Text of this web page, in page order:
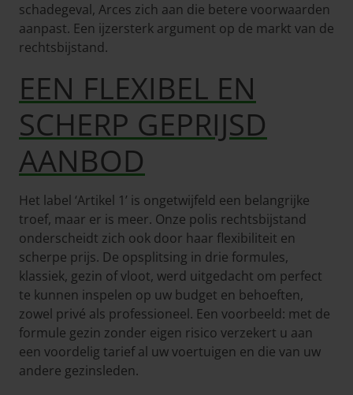
schadegeval, Arces zich aan die betere voorwaarden
aanpast. Een ijzersterk argument op de markt van de
rechtsbijstand.
EEN FLEXIBEL EN
SCHERP GEPRIJSD
AANBOD
Het label ‘Artikel 1’ is ongetwijfeld een belangrijke
troef, maar er is meer. Onze polis rechtsbijstand
onderscheidt zich ook door haar flexibiliteit en
scherpe prijs. De opsplitsing in drie formules,
klassiek, gezin of vloot, werd uitgedacht om perfect
te kunnen inspelen op uw budget en behoeften,
zowel privé als professioneel. Een voorbeeld: met de
formule gezin zonder eigen risico verzekert u aan
een voordelig tarief al uw voertuigen en die van uw
andere gezinsleden.